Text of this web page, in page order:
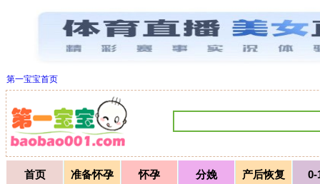
第一宝宝首页
首页 准备怀孕 怀孕 分娩 产后恢复 0-